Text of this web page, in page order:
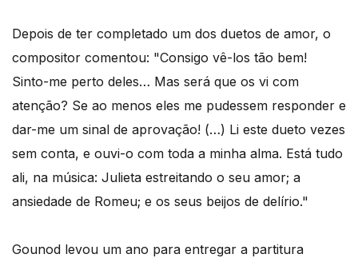
Depois de ter completado um dos duetos de amor, o
compositor comentou: "Consigo vê-los tão bem!
Sinto-me perto deles… Mas será que os vi com
atenção? Se ao menos eles me pudessem responder e
dar-me um sinal de aprovação! (…) Li este dueto vezes
sem conta, e ouvi-o com toda a minha alma. Está tudo
ali, na música: Julieta estreitando o seu amor; a
ansiedade de Romeu; e os seus beijos de delírio."
Gounod levou um ano para entregar a partitura